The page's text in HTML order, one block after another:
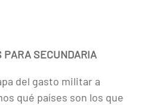
PARA SECUNDARIA
del gasto militar a
qué países son los que